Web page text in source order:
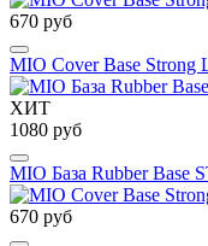
670 руб
MIO Cover Base Strong
ХИТ
1080 руб
MIO База Rubber Base
670 руб